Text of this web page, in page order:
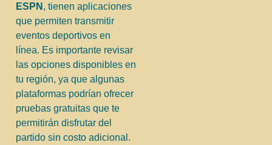
ESPN , tienen aplicaciones
que permiten transmitir
eventos deportivos en
línea. Es importante revisar
las opciones disponibles en
tu región, ya que algunas
plataformas podrían ofrecer
pruebas gratuitas que te
permitirán disfrutar del
partido sin costo adicional.